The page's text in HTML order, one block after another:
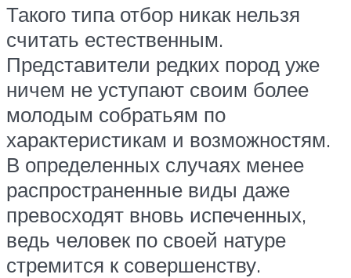
Такого типа отбор никак нельзя
считать естественным.
Представители редких пород уже
ничем не уступают своим более
молодым собратьям по
характеристикам и возможностям.
В определенных случаях менее
распространенные виды даже
превосходят вновь испеченных,
ведь человек по своей натуре
стремится к совершенству.